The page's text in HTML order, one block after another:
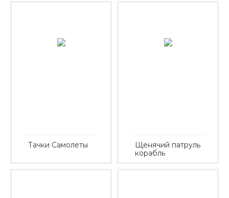
Тачки Самолеты
Щенячий патруль
корабль